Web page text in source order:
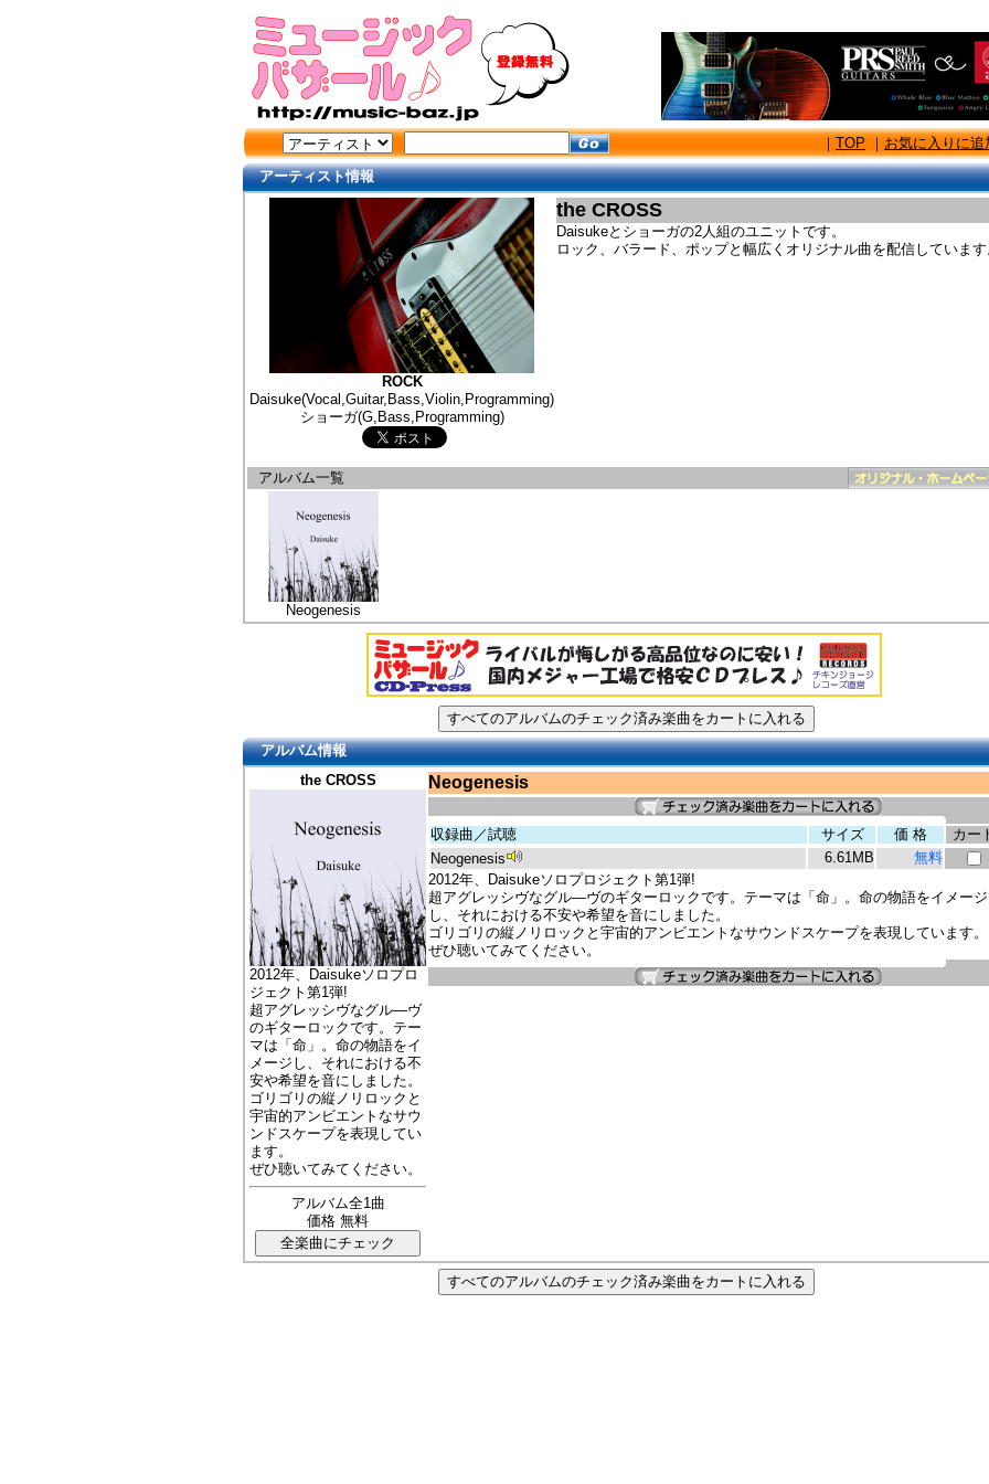
｜ TOP ｜ お気に入りに追
アーティスト情報
ROCK
Daisuke(Vocal,Guitar,Bass,Violin,Programming)
ショーガ(G,Bass,Programming)
the CROSS
Daisukeとショーガの2人組のユニットです。
ロック、バラード、ポップと幅広くオリジナル曲を配信していま
アルバム一覧
Neogenesis
アルバム情報
the CROSS
2012年、Daisukeソロプロ
ジェクト第1弾!
超アグレッシヴなグル―ヴ
のギターロックです。テー
マは「命」。命の物語をイ
メージし、それにおける不
安や希望を音にしました。
ゴリゴリの縦ノリロックと
宇宙的アンビエントなサウ
ンドスケープを表現してい
ます。
ぜひ聴いてみてください。
アルバム全1曲
価格 無料
Neogenesis
収録曲／試聴 サイズ 価 格
カー
Neogenesis
6.61MB
無料
2012年、Daisukeソロプロジェクト第1弾!
超アグレッシヴなグル―ヴのギターロックです。テーマは「命」。命の物語をイメージ
し、それにおける不安や希望を音にしました。
ゴリゴリの縦ノリロックと宇宙的アンビエントなサウンドスケープを表現しています。
ぜひ聴いてみてください。